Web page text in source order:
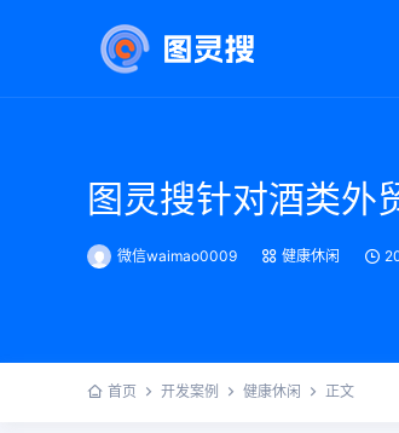
图灵搜针对酒类外
微信waimao0009 健康休闲
首页 开发案例 健康休闲 正文